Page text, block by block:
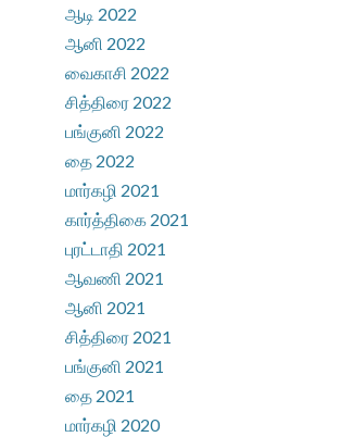
ஆடி 2022
ஆனி 2022
வைகாசி 2022
சித்திரை 2022
பங்குனி 2022
தை 2022
மார்கழி 2021
கார்த்திகை 2021
புரட்டாதி 2021
ஆவணி 2021
ஆனி 2021
சித்திரை 2021
பங்குனி 2021
தை 2021
மார்கழி 2020